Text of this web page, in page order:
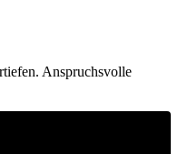
Anspruchsvolle